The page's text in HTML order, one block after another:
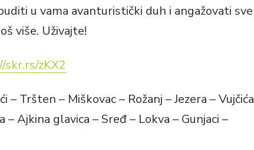
u vama avanturistički duh i angažovati sve
više. Uživajte!
zKX2
– Tršten – Miškovac – Rožanj – Jezera – Vujčića
Ajkina glavica – Sređ – Lokva – Gunjaci –